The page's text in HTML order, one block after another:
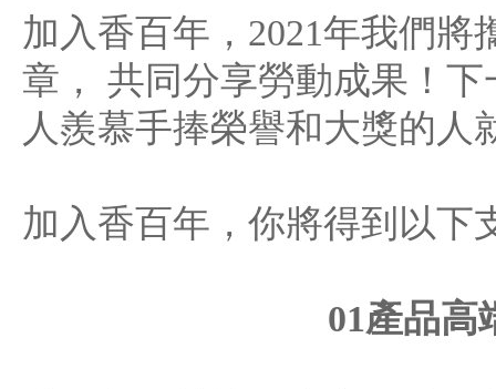
加入香百年，2021年我們
章， 共同分享勞動成果！
人羨慕手捧榮譽和大獎的人
加入香百年，你將得到以下
01產品高